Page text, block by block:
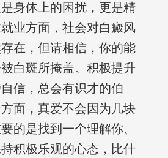
身体上的困扰，更是精
业方面，社会对白癜风
在，但请相信，你的能
白斑所掩盖。积极提升
信，总会有识才的伯
面，真爱不会因为几块
的是找到一个理解你、
积极乐观的心态，比什